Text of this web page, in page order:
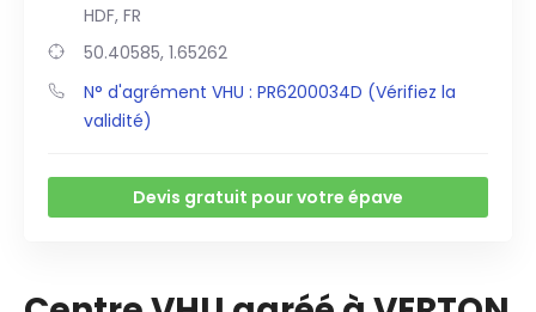
HDF, FR
50.40585, 1.65262
N° d'agrément VHU : PR6200034D (Vérifiez la
validité)
Devis gratuit pour votre épave